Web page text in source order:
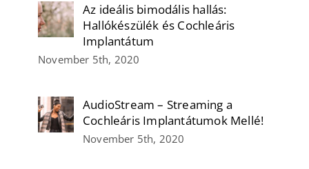
Az ideális bimodális hallás:
Hallókészülék és Cochleáris
Implantátum
November 5th, 2020
AudioStream – Streaming a
Cochleáris Implantátumok Mellé!
November 5th, 2020